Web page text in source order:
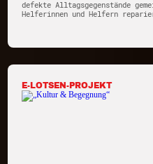
defekte Alltagsgegenstände
Helferinnen und Helfern
E-LOTSEN-PROJEKT